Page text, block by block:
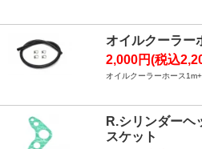
オイルクーラー
2,000円(税込
オイルクーラーホース
R.シリンダーヘ
スケット